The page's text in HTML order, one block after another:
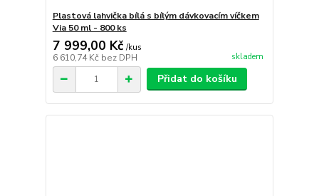
Plastová lahvička bílá s bílým dávkovacím víčkem
Via 50 ml - 800 ks
7 999,00 Kč /kus
6 610,74 Kč bez DPH skladem
Přidat do košíku